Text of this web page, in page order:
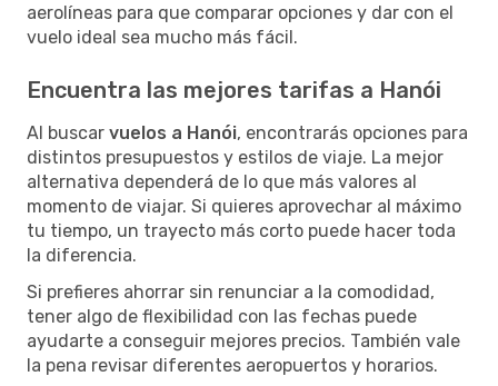
aerolíneas para que comparar opciones y dar con el
vuelo ideal sea mucho más fácil.
Encuentra las mejores tarifas a Hanói
Al buscar vuelos a Hanói, encontrarás opciones para
distintos presupuestos y estilos de viaje. La mejor
alternativa dependerá de lo que más valores al
momento de viajar. Si quieres aprovechar al máximo
tu tiempo, un trayecto más corto puede hacer toda
la diferencia.
Si prefieres ahorrar sin renunciar a la comodidad,
tener algo de flexibilidad con las fechas puede
ayudarte a conseguir mejores precios. También vale
la pena revisar diferentes aeropuertos y horarios.